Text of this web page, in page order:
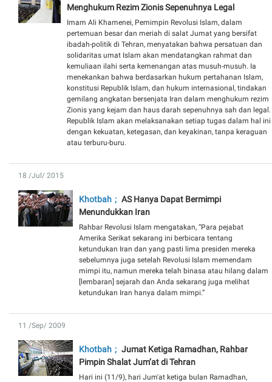
Menghukum Rezim Zionis Sepenuhnya Legal
Imam Ali Khamenei, Pemimpin Revolusi Islam, dalam
pertemuan besar dan meriah di salat Jumat yang bersifat
ibadah-politik di Tehran, menyatakan bahwa persatuan dan
solidaritas umat Islam akan mendatangkan rahmat dan
kemuliaan ilahi serta kemenangan atas musuh-musuh. Ia
menekankan bahwa berdasarkan hukum pertahanan Islam,
konstitusi Republik Islam, dan hukum internasional, tindakan
gemilang angkatan bersenjata Iran dalam menghukum rezim
Zionis yang kejam dan haus darah sepenuhnya sah dan legal.
Republik Islam akan melaksanakan setiap tugas dalam hal ini
dengan kekuatan, ketegasan, dan keyakinan, tanpa keraguan
atau terburu-buru.
18 /Jul/ 2015
Khotbah
AS Hanya Dapat Bermimpi
Menundukkan Iran
Rahbar Revolusi Islam mengatakan, “Para pejabat
Amerika Serikat sekarang ini berbicara tentang
ketundukan Iran dan yang pasti lima presiden mereka
sebelumnya juga setelah Revolusi Islam memendam
mimpi itu, namun mereka telah binasa atau hilang dalam
[lembaran] sejarah dan Anda sekarang juga melihat
ketundukan Iran hanya dalam mimpi.”
11 /Sep/ 2009
Khotbah
Jumat Ketiga Ramadhan, Rahbar
Pimpin Shalat Jum’at di Tehran
Hari ini (11/9), hari Jum'at ketiga bulan Ramadhan,